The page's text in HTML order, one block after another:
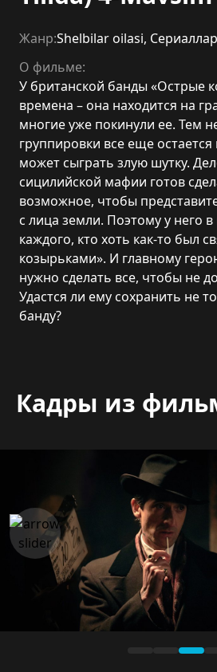
Жанр:Shelbilar oilasi,
О фильме:
У британской банды «Острые
времена – она находится на
многие уже покинули ее. Тем
группировки все еще
может сыграть злую шутку.
сицилийской мафии готов
возможное, чтобы
с лица земли. Поэтому у него
каждого, кто хоть как-то был
козырьками». И главному
нужно сделать все, чтобы не
Удастся ли ему сохранить не
банду?
Кадры из